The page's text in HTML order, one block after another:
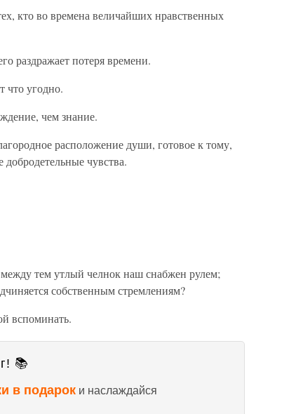
кто во времена величайших нравственных
раздражает потеря времени.
что угодно.
чем знание.
расположение души, готовое к тому,
чувства.
тем утлый челнок наш снабжен рулем;
собственным стремлениям?
вспоминать.
📚
в подарок и наслаждайся